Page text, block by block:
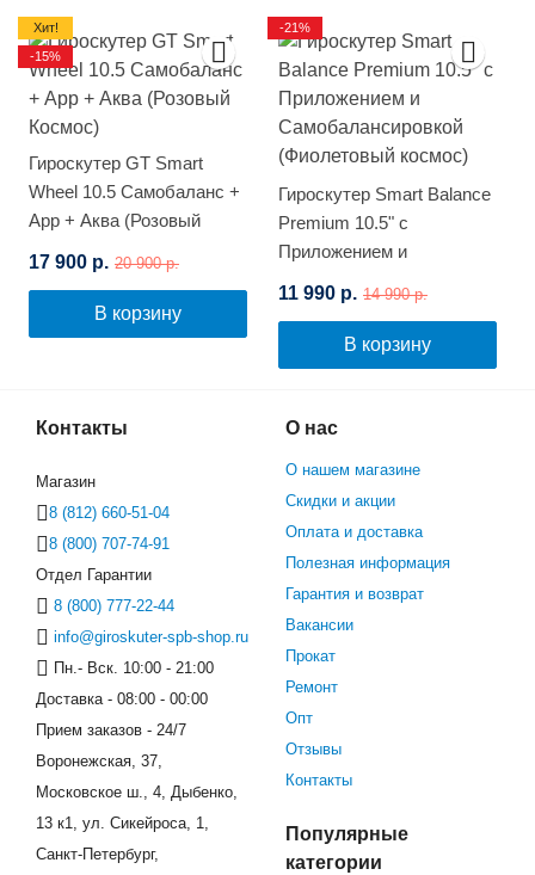
Гироскутер GT Smart
Wheel 10.5 Самобаланс +
App + Аква (Розовый
17 900 р. 20 900 р.
В корзину
Хит!
-15%
Гироскутер Smart Balance
Premium 10.5" с
Приложением и
(Фиолетовый космос)
11 990 р. 14 990 р.
В корзину
-21%
Контакты
Магазин
8 (812) 660-51-04
8 (800) 707-74-91
Отдел Гарантии
8 (800) 777-22-44
info@giroskuter-spb-shop.ru
Пн.- Вск. 10:00 - 21:00
Доставка - 08:00 - 00:00
Прием заказов - 24/7
Воронежская, 37,
Московское ш., 4, Дыбенко,
13 к1, ул. Сикейроса, 1,
Санкт-Петербург,
О нас
О нашем магазине
Скидки и акции
Оплата и доставка
Полезная информация
Гарантия и возврат
Вакансии
Прокат
Ремонт
Опт
Отзывы
Контакты
Популярные
категории